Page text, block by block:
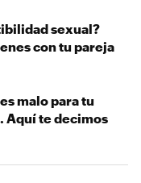
sexual?
con tu pareja
malo para tu
Aquí te decimos